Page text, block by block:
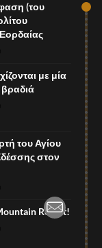
(του
με μία
του Αγίου
στον
Resort!